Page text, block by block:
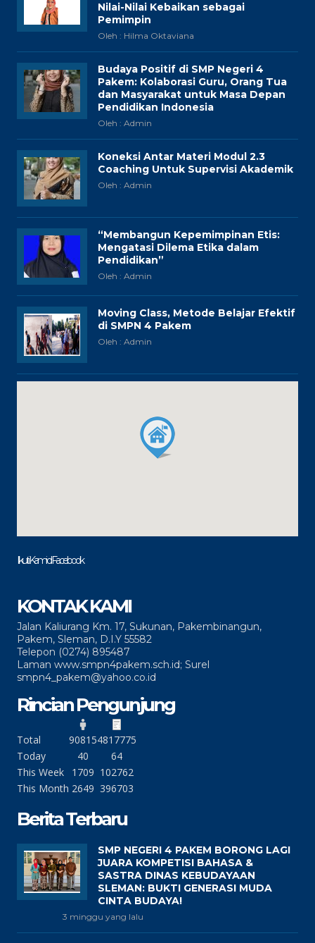
Nilai-Nilai Kebaikan sebagai
Pemimpin
Oleh : Hilma Oktaviana
Budaya Positif di SMP Negeri 4
Pakem: Kolaborasi Guru, Orang Tua
dan Masyarakat untuk Masa Depan
Pendidikan Indonesia
Oleh : Admin
Koneksi Antar Materi Modul 2.3
Coaching Untuk Supervisi Akademik
Oleh : Admin
“Membangun Kepemimpinan Etis:
Mengatasi Dilema Etika dalam
Pendidikan”
Oleh : Admin
Moving Class, Metode Belajar Efektif
di SMPN 4 Pakem
Oleh : Admin
Ikuti Kami di Facebook
KONTAK KAMI
Jalan Kaliurang Km. 17, Sukunan, Pakembinangun,
Pakem, Sleman, D.I.Y 55582
Telepon (0274) 895487
Laman www.smpn4pakem.sch.id; Surel
smpn4_pakem@yahoo.co.id
Rincian Pengunjung
Total 908154817775
Today
40
64
This Week
1709 102762
This Month 2649 396703
Berita Terbaru
SMP NEGERI 4 PAKEM BORONG LAGI
JUARA KOMPETISI BAHASA &
SASTRA DINAS KEBUDAYAAN
SLEMAN: BUKTI GENERASI MUDA
CINTA BUDAYA!
3 minggu yang lalu